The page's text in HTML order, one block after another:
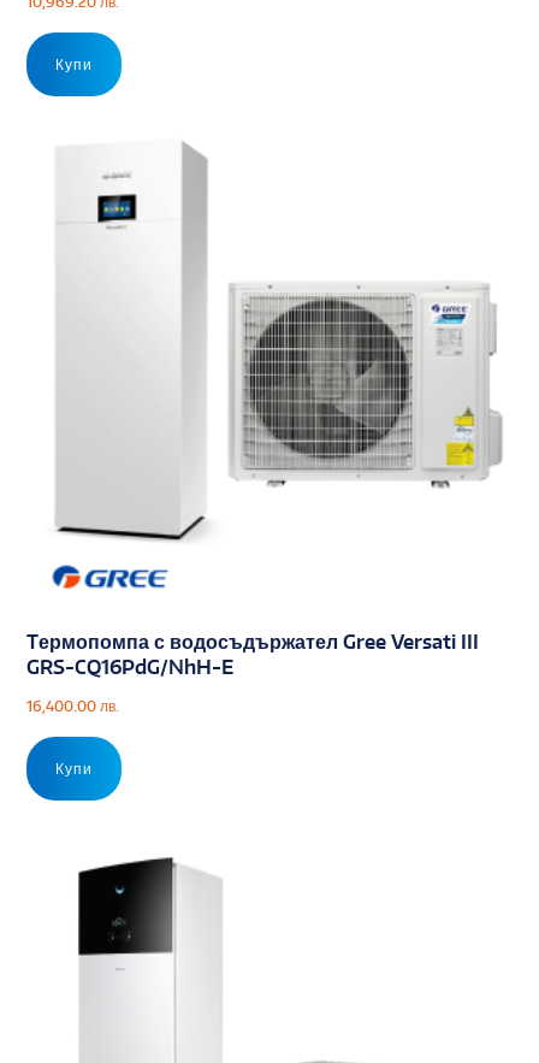
Купи
Tермопомпа с водосъдържател Gree Versati III
GRS-CQ16PdG/NhH-E
16,400.00 лв.
Купи